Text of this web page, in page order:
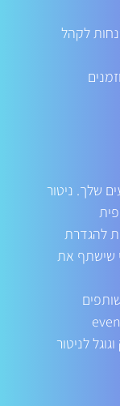
לקהל
שלך. ניטור
להגדרת
שישתף את
לניטור